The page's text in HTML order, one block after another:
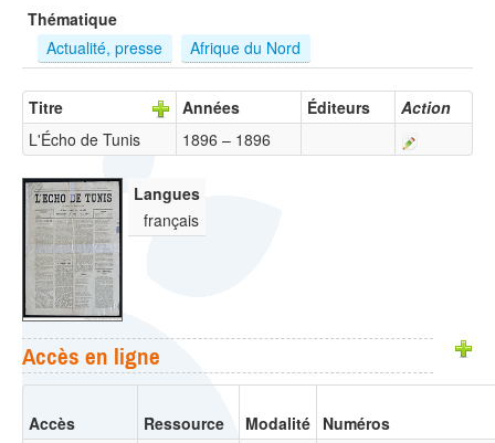
Recherche
avancée
EN
ES
?
Thématique
Actualité, presse
Afrique du Nord
Titre Années Éditeurs
Action
L'Écho de Tunis
1896 – 1896
Langues
français
Accès en ligne
Accès Ressource Modalité Numéros